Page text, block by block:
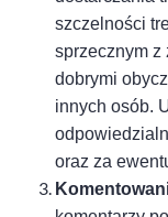
szczelności
sprzecznym z
dobrymi
innych osób.
oraz za